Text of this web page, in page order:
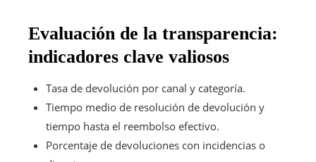
Evaluación de la transparencia:
indicadores clave valiosos
Tasa de devolución por canal y categoría.
Tiempo medio de resolución de devolución y
tiempo hasta el reembolso efectivo.
Porcentaje de devoluciones con incidencias o